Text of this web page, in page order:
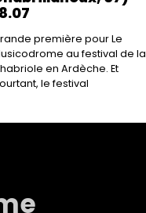
première pour Le
au festival de la
en Ardèche. Et
le festival